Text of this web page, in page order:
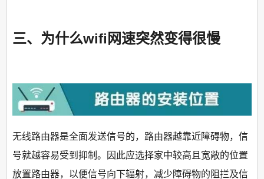
三、为什么wifi网速突然变得很慢
无线路由器是全面发送信号的，路由器越靠近障碍物，信
号就越容易受到抑制。因此应选择家中较高且宽敞的位置
放置路由器，以便信号向下辐射，减少障碍物的阻拦及信